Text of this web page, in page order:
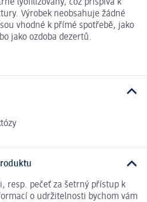
lyofilizovány, což přispívá k
Výrobek neobsahuje žádné
vhodné k přímé spotřebě, jako
jako ozdoba dezertů.
resp. pečeť za šetrný přístup k
o udržitelnosti bychom vám